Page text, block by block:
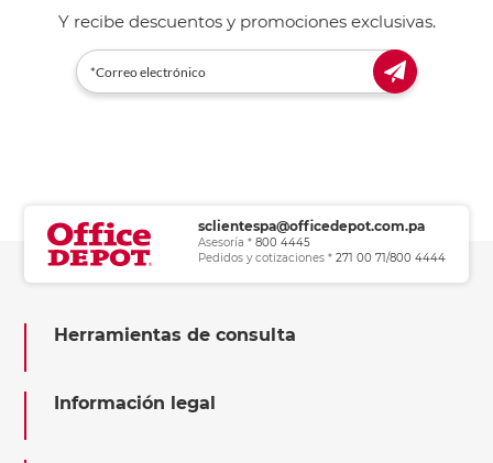
Y recibe descuentos y promociones exclusivas.
sclientespa@officedepot.com.pa
Asesoría * 800 4445
Pedidos y cotizaciones * 271 00 71/800 4444
Herramientas de consulta
Información legal